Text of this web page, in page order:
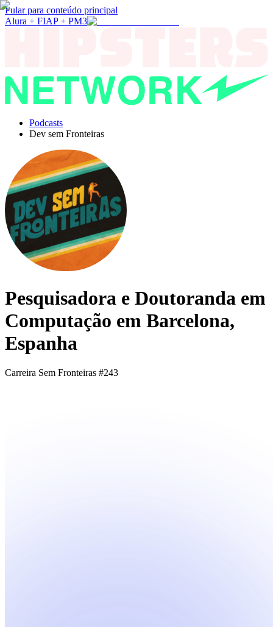
Pular para conteúdo principal
Alura + FIAP + PM3
Podcasts
Dev sem Fronteiras
Pesquisadora e Doutoranda em
Computação em Barcelona,
Espanha
Carreira Sem Fronteiras #243